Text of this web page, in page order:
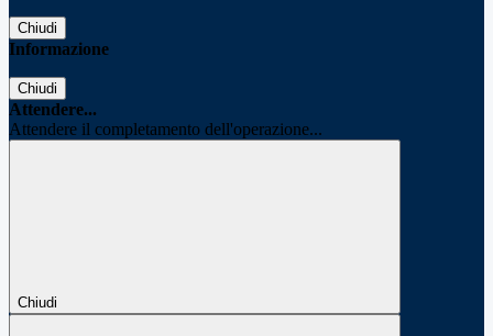
Chiudi
Informazione
Chiudi
Attendere...
Attendere il completamento dell'operazione...
Chiudi